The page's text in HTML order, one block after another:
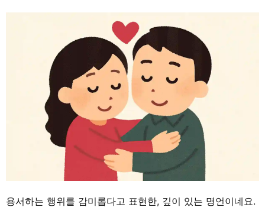
용서하는 행위를 감미롭다고 표현한, 깊이 있는 명언이네요.